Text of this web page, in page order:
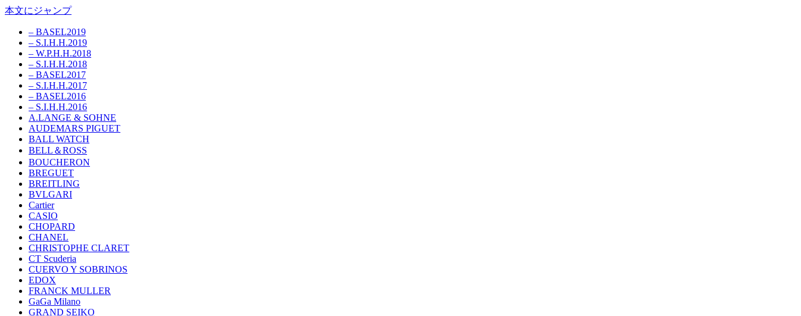
本文にジャンプ
– BASEL2019
– S.I.H.H.2019
– W.P.H.H.2018
– S.I.H.H.2018
– BASEL2017
– S.I.H.H.2017
– BASEL2016
– S.I.H.H.2016
A.LANGE & SOHNE
AUDEMARS PIGUET
BALL WATCH
BELL＆ROSS
BOUCHERON
BREGUET
BREITLING
BVLGARI
Cartier
CASIO
CHOPARD
CHANEL
CHRISTOPHE CLARET
CT Scuderia
CUERVO Y SOBRINOS
EDOX
FRANCK MULLER
GaGa Milano
GRAND SEIKO